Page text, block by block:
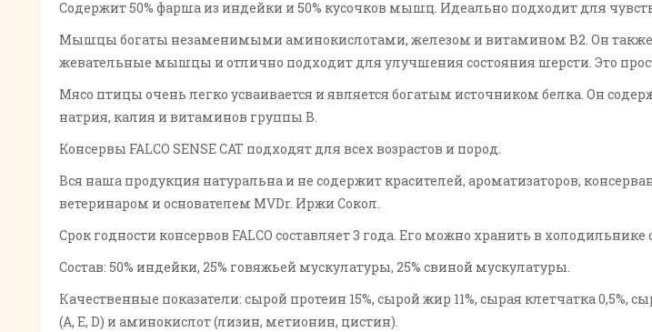
Содержит 50% фарша из индейки и 50% кусочков мышц. Идеально подходит для
Мышцы богаты незаменимыми аминокислотами, железом и витамином В2. Он
жевательные мышцы и отлично подходит для улучшения состояния шерсти. Это
Мясо птицы очень легко усваивается и является богатым источником белка. Он
натрия, калия и витаминов группы В.
Консервы FALCO SENSE CAT подходят для всех возрастов и пород.
Вся наша продукция натуральна и не содержит красителей, ароматизаторов,
ветеринаром и основателем MVDr. Иржи Сокол.
Срок годности консервов FALCO составляет 3 года. Его можно хранить в
Состав: 50% индейки, 25% говяжьей мускулатуры, 25% свиной мускулатуры.
Качественные показатели: сырой протеин 15%, сырой жир 11%, сырая клетчатка 0,5%,
(А, Е, D) и аминокислот (лизин, метионин, цистин).